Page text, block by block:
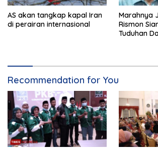
AS akan tangkap kapal Iran
di perairan internasional
Marahnya
Rismon
Tuduhan
Recommendation for You